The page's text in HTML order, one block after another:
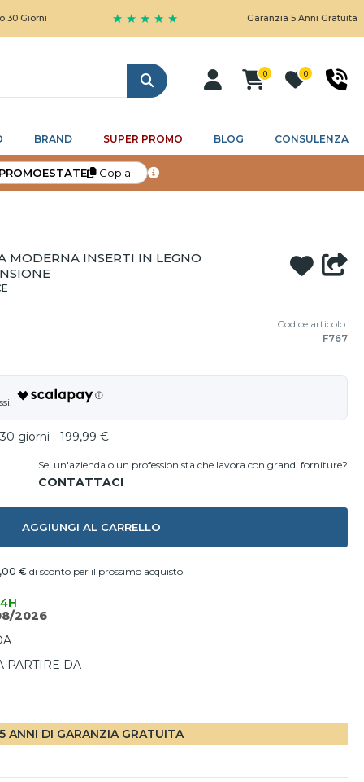
★ ★ ★ ★ ★ Garanzia 5 Anni Gratuita
Cerca
0 0
BRAND SUPER PROMO BLOG CONSULENZA
PROMOESTATE Copia
MODERNA INSERTI IN LEGNO
Codice articolo:
F767
giorni - 199,99 €
Sei un'azienda o un professionista che lavora con grandi forniture?
AGGIUNGI AL CARRELLO
€di sconto per il prossimo acquisto
2026
PARTIRE DA
5 ANNI DI GARANZIA GRATUITA